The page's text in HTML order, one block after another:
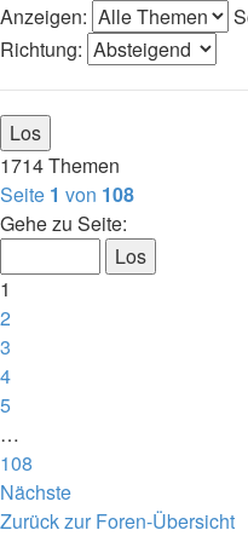
Anzeigen:
Richtung:
1714 Themen
Seite 1 von 108
Gehe zu Seite:
1
2
3
4
5
…
108
Nächste
Zurück zur Foren-Übersicht